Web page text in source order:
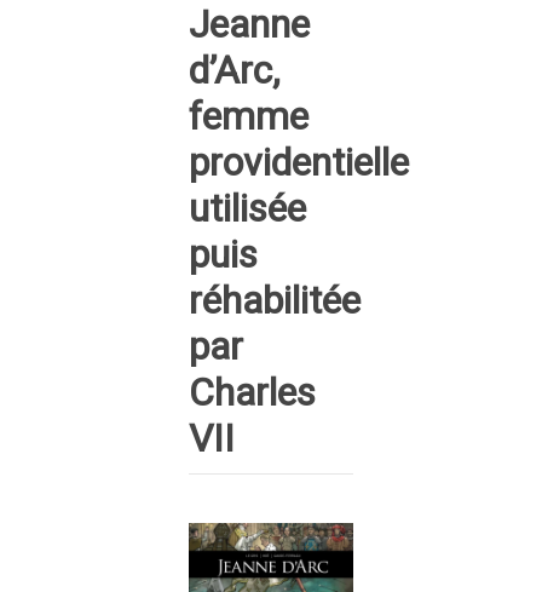
Jeanne
d’Arc,
femme
providentielle
utilisée
puis
réhabilitée
par
Charles
VII